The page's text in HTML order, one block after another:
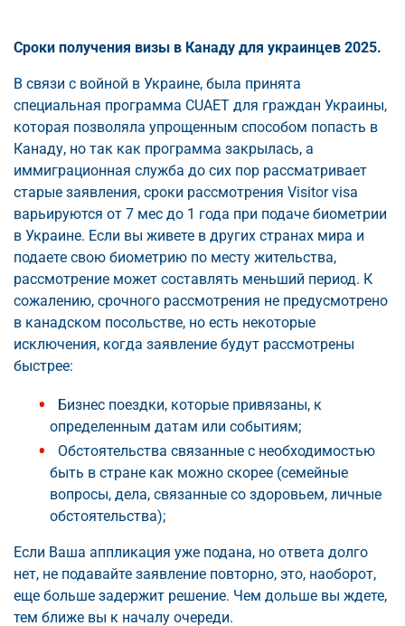
Сроки получения визы в Канаду для украинцев 2025.
В связи с войной в Украине, была принята
специальная программа CUAET для граждан Украины,
которая позволяла упрощенным способом попасть в
Канаду, но так как программа закрылась, а
иммиграционная служба до сих пор рассматривает
старые заявления, сроки рассмотрения Visitor visa
варьируются от 7 мес до 1 года при подаче биометрии
в Украине. Если вы живете в других странах мира и
подаете свою биометрию по месту жительства,
рассмотрение может составлять меньший период. К
сожалению, срочного рассмотрения не предусмотрено
в канадском посольстве, но есть некоторые
исключения, когда заявление будут рассмотрены
быстрее:
Бизнес поездки, которые привязаны, к
определенным датам или событиям;
Обстоятельства связанные с необходимостью
быть в стране как можно скорее (семейные
вопросы, дела, связанные со здоровьем, личные
обстоятельства);
Если Ваша аппликация уже подана, но ответа долго
нет, не подавайте заявление повторно, это, наоборот,
еще больше задержит решение. Чем дольше вы ждете,
тем ближе вы к началу очереди.